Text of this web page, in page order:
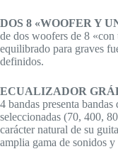
DOS 8 «WOOFER Y
de dos woofers de 8
equilibrado para graves
definidos.
ECUALIZADOR
4 bandas presenta
seleccionadas (70, 400,
carácter natural de su
amplia gama de sonidos y